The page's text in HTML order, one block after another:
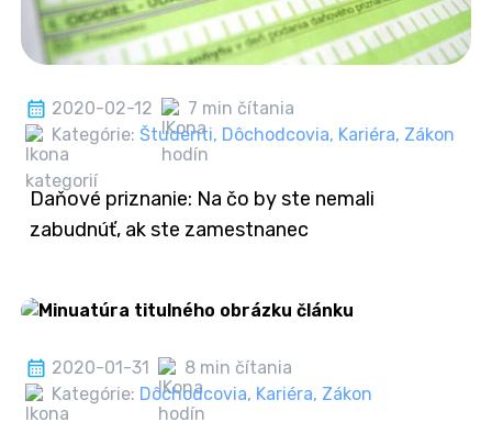
2020-02-12
7 min čítania
Kategórie: Študenti, Dôchodcovia, Kariéra, Zákon
Daňové priznanie: Na čo by ste nemali
zabudnúť, ak ste zamestnanec
2020-01-31
8 min čítania
Kategórie: Dôchodcovia, Kariéra, Zákon